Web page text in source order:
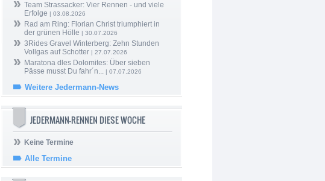
Team Strassacker: Vier Rennen - und viele
Erfolge | 03.08.2026
Rad am Ring: Florian Christ triumphiert in
der grünen Hölle | 30.07.2026
3Rides Gravel Winterberg: Zehn Stunden
Vollgas auf Schotter | 27.07.2026
Maratona dles Dolomites: Über sieben
Pässe musst Du fahr´n... | 07.07.2026
Weitere Jedermann-News
JEDERMANN-RENNEN DIESE WOCHE
Keine Termine
Alle Termine